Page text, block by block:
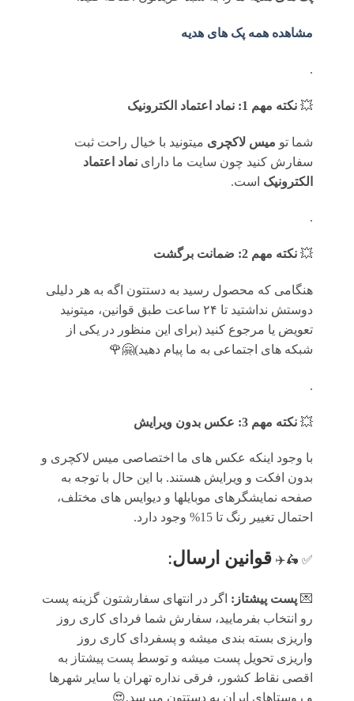
مشاهده همه پک های هدیه
.
💥 نکته مهم 1: نماد اعتماد الکترونیک
شما تو میس لاکچری میتونید با خیال راحت ثبت
سفارش کنید چون سایت ما دارای نماد اعتماد
الکترونیک است.
.
💥 نکته مهم 2: ضمانت برگشت
هنگامی که محصول رسید به دستتون اگه به هر دلیلی
دوستش نداشتید تا ۲۴ ساعت طبق قوانین، میتونید
تعویض یا مرجوع کنید (برای این منظور در یکی از
شبکه های اجتماعی به ما پیام دهید)🤗🌹
.
💥 نکته مهم 3: عکس بدون ویرایش
با وجود اینکه عکس های ما اختصاصی میس لاکچری و
بدون افکت و ویرایش هستند. با این حال با توجه به
صفحه نمایشگرهای موبایلها و دیوایس های مختلف،
احتمال تغییر رنگ تا 15% وجود دارد.
✅ 🛵✈️ قوانين ارسال:
💌 پست پیشتاز: اگر در انتهای سفارشتون گزینه پست
رو انتخاب بفرمایید، سفارش شما فردای کاری روز
واریزی بسته بندی میشه و پسفردای کاری روز
واریزی تحویل پست میشه و توسط پست پیشتاز به
اقصی نقاط کشور، فرقی نداره تهران یا سایر شهرها
و روستاهای ایران به دستتون میرسد.😍